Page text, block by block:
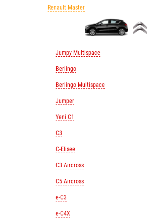
Renault Master
Jumpy Multispace
Berlingo
Berlingo Multispace
Jumper
Yeni C1
C3
C-Elisee
C3 Aircross
C5 Aircross
e-C3
e-C4X